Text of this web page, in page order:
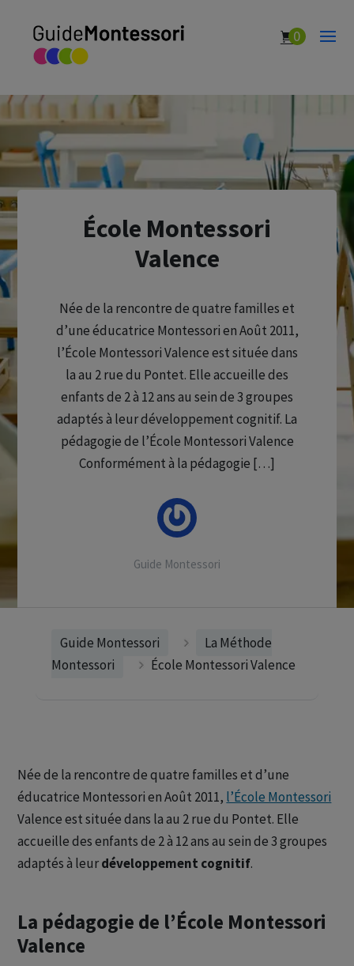
0
École Montessori
Valence
Née de la rencontre de quatre familles et
d’une éducatrice Montessori en Août 2011,
l’École Montessori Valence est située dans
la au 2 rue du Pontet. Elle accueille des
enfants de 2 à 12 ans au sein de 3 groupes
adaptés à leur développement cognitif. La
pédagogie de l’École Montessori Valence
Conformément à la pédagogie […]
Guide Montessori
Guide Montessori
La Méthode
Montessori
École Montessori Valence
Née de la rencontre de quatre familles et d’une
éducatrice Montessori en Août 2011, l’École Montessori
Valence est située dans la au 2 rue du Pontet. Elle
accueille des enfants de 2 à 12 ans au sein de 3 groupes
adaptés à leurdéveloppement cognitif.
La pédagogie de l’École Montessori
Valence